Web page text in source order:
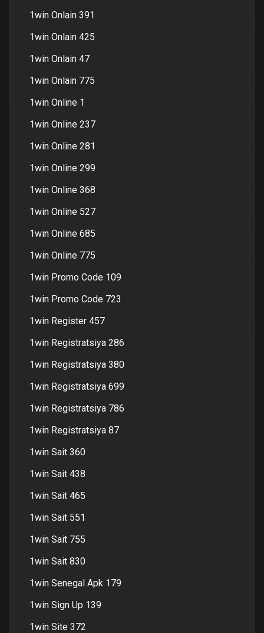
1win Onlain 391
1win Onlain 425
1win Onlain 47
1win Onlain 775
1win Online 1
1win Online 237
1win Online 281
1win Online 299
1win Online 368
1win Online 527
1win Online 685
1win Online 775
1win Promo Code 109
1win Promo Code 723
1win Register 457
1win Registratsiya 286
1win Registratsiya 380
1win Registratsiya 699
1win Registratsiya 786
1win Registratsiya 87
1win Sait 360
1win Sait 438
1win Sait 465
1win Sait 551
1win Sait 755
1win Sait 830
1win Senegal Apk 179
1win Sign Up 139
1win Site 372